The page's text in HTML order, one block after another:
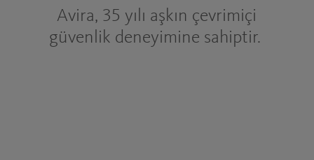
Avira, 35 yılı aşkın çevrimiçi
güvenlik deneyimine sahiptir.